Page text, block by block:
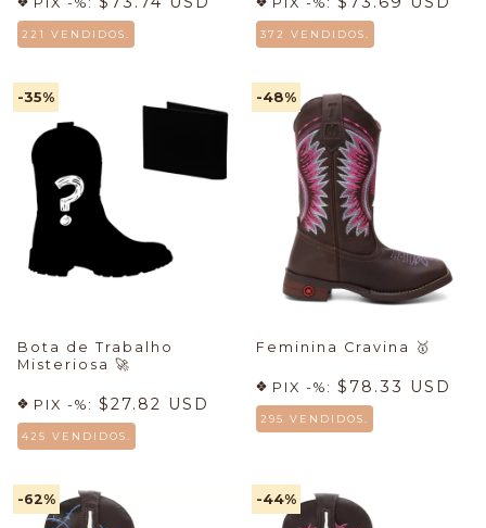
221 VENDIDOS. 372 VENDIDOS.
-35%
Bota de Trabalho
Misteriosa 🚀
PIX -%: $27.82 USD
425 VENDIDOS.
-48%
Feminina Cravina 🥇
PIX -%: $78.33 USD
295 VENDIDOS.
-62% -44%